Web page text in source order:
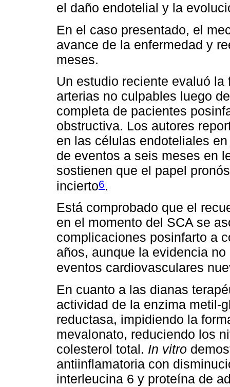
el daño endotelial y la
En el caso presentado, el
avance de la enfermedad y
meses.
Un estudio reciente evaluó
arterias no culpables luego
completa de pacientes
obstructiva. Los autores
en las células endoteliales
de eventos a seis meses en
sostienen que el papel
incierto6.
Está comprobado que el
en el momento del SCA se
complicaciones posinfarto a
años, aunque la evidencia
eventos cardiovasculares
En cuanto a las dianas
actividad de la enzima metil-
reductasa, impidiendo la
mevalonato, reduciendo los
colesterol total. In vitro
antiinflamatoria con
interleucina 6 y proteína de